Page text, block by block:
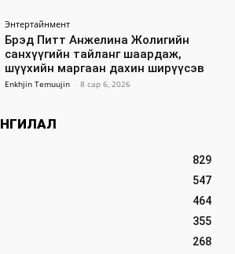
Энтертайнмент
Брэд Питт Анжелина Жолигийн
санхүүгийн тайланг шаардаж,
шүүхийн маргаан дахин ширүүсэв
Enkhjin Temuujin - 8 сар 6, 2026
829
547
464
355
268